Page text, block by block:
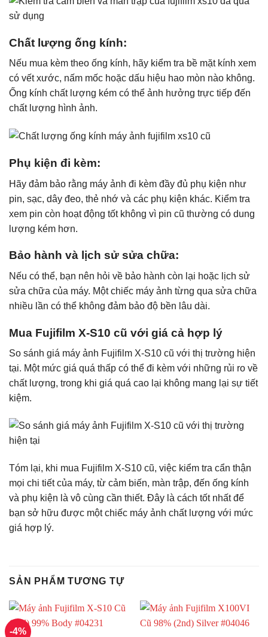
Chất lượng ống kính:
Nếu mua kèm theo ống kính, hãy kiểm tra bề mặt kính xem
có vết xước, nấm mốc hoặc dấu hiệu hao mòn nào không.
Ống kính chất lượng kém có thể ảnh hưởng trực tiếp đến
chất lượng hình ảnh.
Phụ kiện đi kèm:
Hãy đảm bảo rằng máy ảnh đi kèm đầy đủ phụ kiện như
pin, sạc, dây đeo, thẻ nhớ và các phụ kiện khác. Kiểm tra
xem pin còn hoạt động tốt không vì pin cũ thường có dung
lượng kém hơn.
Bảo hành và lịch sử sửa chữa:
Nếu có thể, bạn nên hỏi về bảo hành còn lại hoặc lịch sử
sửa chữa của máy. Một chiếc máy ảnh từng qua sửa chữa
nhiều lần có thể không đảm bảo độ bền lâu dài.
Mua Fujifilm X-S10 cũ với giá cả hợp lý
So sánh giá máy ảnh Fujifilm X-S10 cũ với thị trường hiện
tại. Một mức giá quá thấp có thể đi kèm với những rủi ro về
chất lượng, trong khi giá quá cao lại không mang lại sự tiết
kiệm.
Tóm lại, khi mua Fujifilm X-S10 cũ, việc kiểm tra cẩn thận
mọi chi tiết của máy, từ cảm biến, màn trập, đến ống kính
và phụ kiện là vô cùng cần thiết. Đây là cách tốt nhất để
bạn sở hữu được một chiếc máy ảnh chất lượng với mức
giá hợp lý.
SẢN PHẨM TƯƠNG TỰ
-4%